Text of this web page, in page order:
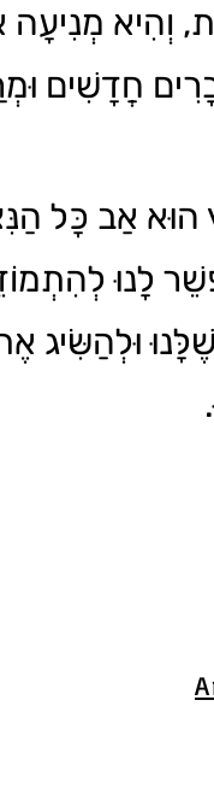
וְהִיא מְנִיעָה
חֲדָשִׁים
הוּא אַב כָּל
לָנוּ
וּלְהַשִּׂיג